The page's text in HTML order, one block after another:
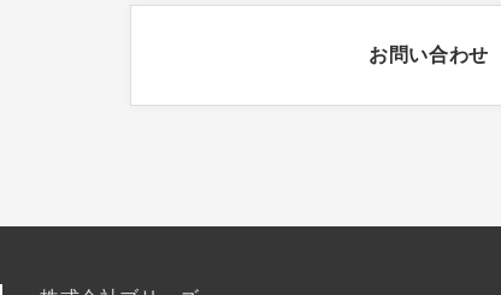
お問い合わせ